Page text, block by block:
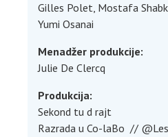
Gilles Polet, Mostafa
Yumi Osanai
Menadžer produkcije:
Julie De Clercq
Produkcija:
Sekond tu d rajt
Razrada u Co-laBo //